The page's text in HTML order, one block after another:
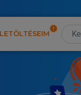
LETÖLTÉSEIM